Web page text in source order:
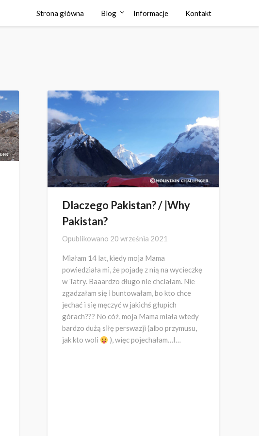
Strona główna Blog Informacje Kontakt
Dlaczego Pakistan? / |Why
Pakistan?
Opublikowano 20 września 2021
Miałam 14 lat, kiedy moja Mama
powiedziała mi, że pojadę z nią na wycieczkę
w Tatry. Baaardzo długo nie chciałam. Nie
zgadzałam się i buntowałam, bo kto chce
jechać i się męczyć w jakichś głupich
górach??? No cóż, moja Mama miała wtedy
bardzo dużą siłę perswazji (albo przymusu,
jak kto woli
), więc pojechałam…I…